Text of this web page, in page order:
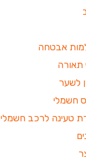
אבטחה
תאורה
לשער
חשמלי
טעינה לרכב חשמלי